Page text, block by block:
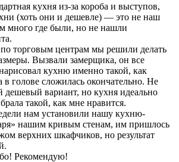
кухня из-за короба и выступов,
(хоть они и дешевле) — это не наш
много где были, но не нашли
торговым центрам мы решили делать
Вызвали замерщика, он все
кухню именно такой, как
в голове сложилась окончательно. Не
дешевый вариант, но кухня идеально
такой, как мне нравится.
нам установили нашу кухню-
нашим кривым стенам, им пришлось
верхних шкафчиков, но результат
Рекомендую!